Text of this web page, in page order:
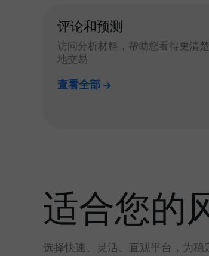
评论和预测
访问分析材料，帮助您看得更清
地交易
查看全部
适合您的
选择快速、灵活、直观平台，为稳